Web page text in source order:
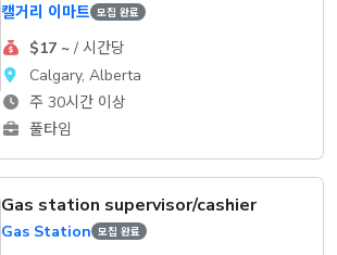
캘거리 이마트 모집 완료
$17 ~/ 시간당
Calgary, Alberta
주 30시간 이상
풀타임
Gas station supervisor/cashier
Gas Station 모집 완료